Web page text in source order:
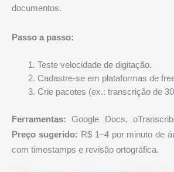
documentos.
Passo a passo:
Teste velocidade de digitação.
Cadastre-se em plataformas de
Crie pacotes (ex.: transcrição de
Ferramentas: Google Docs,
Preço sugerido: R$ 1–4 por minuto de
com timestamps e revisão ortográfica.